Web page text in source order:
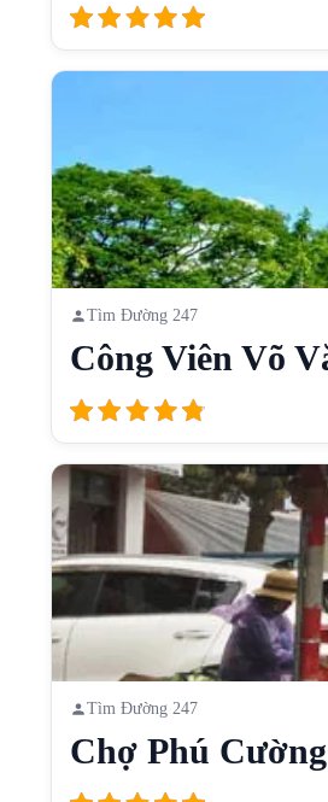
Tìm Đường 247
Công Viên Võ
Tìm Đường 247
Chợ Phú Cường